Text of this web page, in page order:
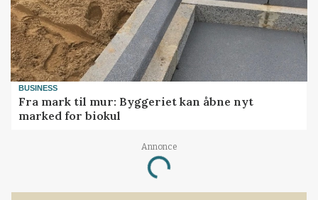
BUSINESS
Fra mark til mur: Byggeriet kan åbne nyt
marked for biokul
Annonce
Loading...